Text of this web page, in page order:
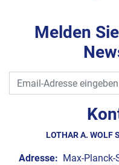
LOTHAR A. WOLF
Adresse: Max-Planck-
Melden